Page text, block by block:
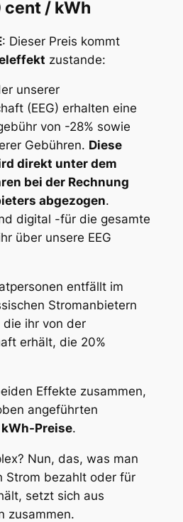
cent / kWh
: Dieser Preis kommt
zustande:
unserer
(EEG) erhalten eine
von -28% sowie
Gebühren. Diese
direkt unter dem
bei der Rechnung
abgezogen.
digital -für die gesamte
über unsere EEG
entfällt im
Stromanbietern
die ihr von der
erhält, die 20%
Effekte zusammen,
angeführten
kWh-Preise.
Nun, das, was man
Strom bezahlt oder für
setzt sich aus
zusammen.